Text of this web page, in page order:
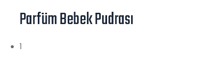
Parfüm Bebek Pudrası
1